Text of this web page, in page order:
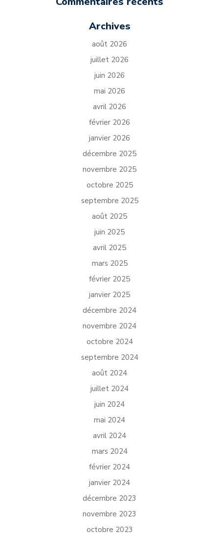
Archives
août 2026
juillet 2026
juin 2026
mai 2026
avril 2026
février 2026
janvier 2026
décembre 2025
novembre 2025
octobre 2025
septembre 2025
août 2025
juin 2025
avril 2025
mars 2025
février 2025
janvier 2025
décembre 2024
novembre 2024
octobre 2024
septembre 2024
août 2024
juillet 2024
juin 2024
mai 2024
avril 2024
mars 2024
février 2024
janvier 2024
décembre 2023
novembre 2023
octobre 2023